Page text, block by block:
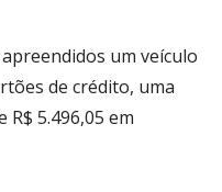
um veículo
de crédito, uma
5.496,05 em